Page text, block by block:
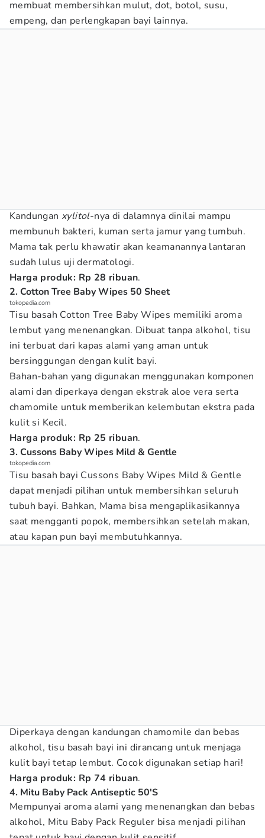
membuat membersihkan mulut, dot, botol, susu,
empeng, dan perlengkapan bayi lainnya.
Kandungan xylitol-nya di dalamnya dinilai mampu
membunuh bakteri, kuman serta jamur yang tumbuh.
Mama tak perlu khawatir akan keamanannya lantaran
sudah lulus uji dermatologi.
Harga produk: Rp 28 ribuan.
2. Cotton Tree Baby Wipes 50 Sheet
tokopedia.com
Tisu basah Cotton Tree Baby Wipes memiliki aroma
lembut yang menenangkan. Dibuat tanpa alkohol, tisu
ini terbuat dari kapas alami yang aman untuk
bersinggungan dengan kulit bayi.
Bahan-bahan yang digunakan menggunakan komponen
alami dan diperkaya dengan ekstrak aloe vera serta
chamomile untuk memberikan kelembutan ekstra pada
kulit si Kecil.
Harga produk: Rp 25 ribuan.
3. Cussons Baby Wipes Mild & Gentle
tokopedia.com
Tisu basah bayi Cussons Baby Wipes Mild & Gentle
dapat menjadi pilihan untuk membersihkan seluruh
tubuh bayi. Bahkan, Mama bisa mengaplikasikannya
saat mengganti popok, membersihkan setelah makan,
atau kapan pun bayi membutuhkannya.
Diperkaya dengan kandungan chamomile dan bebas
alkohol, tisu basah bayi ini dirancang untuk menjaga
kulit bayi tetap lembut. Cocok digunakan setiap hari!
Harga produk: Rp 74 ribuan.
4. Mitu Baby Pack Antiseptic 50'S
Mempunyai aroma alami yang menenangkan dan bebas
alkohol, Mitu Baby Pack Reguler bisa menjadi pilihan